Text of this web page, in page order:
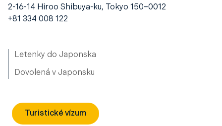
2-16-14 Hiroo Shibuya-ku, Tokyo 150–0012
+81 334 008 122
Letenky do Japonska
Dovolená v Japonsku
Turistické vízum